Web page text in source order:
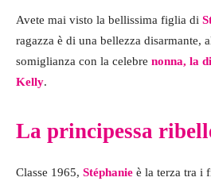
Avete mai visto la bellissima figlia di
ragazza è di una bellezza disarmante,
somiglianza con la celebre nonna, la
Kelly.
La principessa
Classe 1965, Stéphanie è la terza tra i